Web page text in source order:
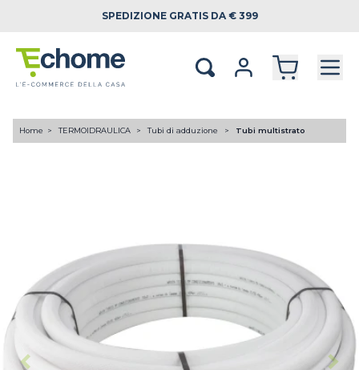
SPEDIZIONE GRATIS DA € 399
Home TERMOIDRAULICA Tubi di adduzione Tubi multistrato